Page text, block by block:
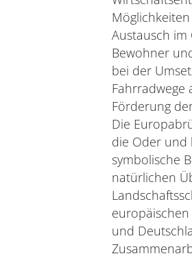
Austausch
Bewohner
bei der
Fahrradwege
Förderung
Die
die Oder und
symbolische
natürlichen
und